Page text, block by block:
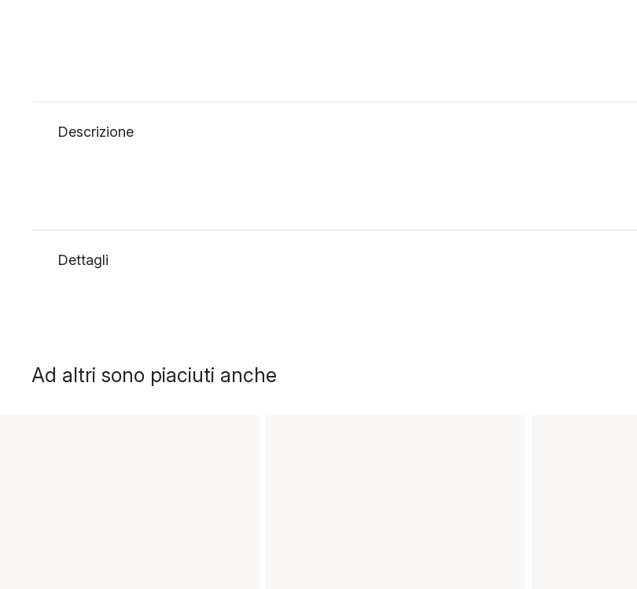
Descrizione
Dettagli
Ad altri sono piaciuti anche